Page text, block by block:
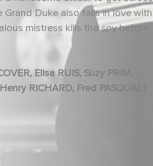
Duke also falls in love with
mistress kills the spy before
Philippe RICHARD, Roger KARL, Odette TALAZAC, Junie ASTOR, Henry RICHARD, Fred PASQUALI